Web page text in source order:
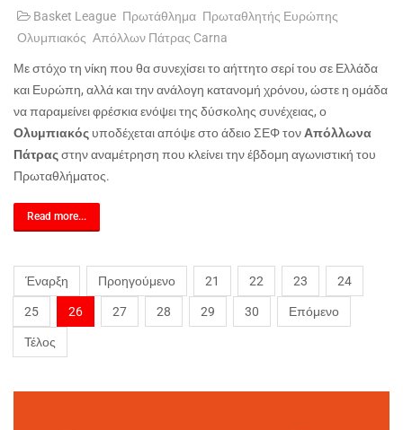
Basket League Πρωτάθλημα Πρωταθλητής Ευρώπης
Ολυμπιακός Απόλλων Πάτρας Carna
Με στόχο τη νίκη που θα συνεχίσει το αήττητο σερί του σε Ελλάδα
και Ευρώπη, αλλά και την ανάλογη κατανομή χρόνου, ώστε η ομάδα
να παραμείνει φρέσκια ενόψει της δύσκολης συνέχειας, ο
Ολυμπιακός υποδέχεται απόψε στο άδειο ΣΕΦ τον Απόλλωνα
Πάτραςστην αναμέτρηση που κλείνει την έβδομη αγωνιστική του
Πρωταθλήματος.
Read more...
Έναρξη Προηγούμενο 21 22 23 24
25 26 27 28 29 30 Επόμενο
Τέλος